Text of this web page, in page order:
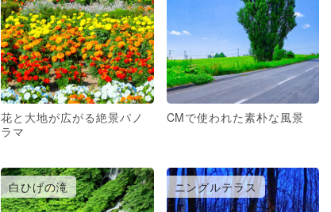
花と大地が広がる絶景パノ
ラマ
CMで使われた素朴な風景
白ひげの滝 ニングルテラス